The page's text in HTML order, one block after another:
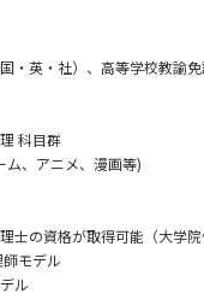
備校
大学入学共
験上の
格認定
・英・社）、高等学校教諭免
科目群
、アニメ、漫画等)
士の資格が取得可能（大学
モデル
ル